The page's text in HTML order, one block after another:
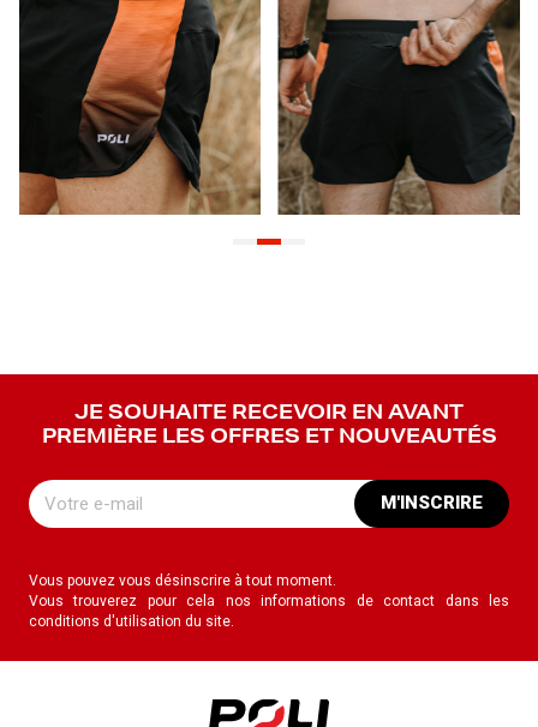
JE SOUHAITE RECEVOIR EN AVANT
PREMIÈRE LES OFFRES ET NOUVEAUTÉS
M'INSCRIRE
Vous pouvez vous désinscrire à tout moment.
Vous trouverez pour cela nos informations de contact dans les
conditions d'utilisation du site.